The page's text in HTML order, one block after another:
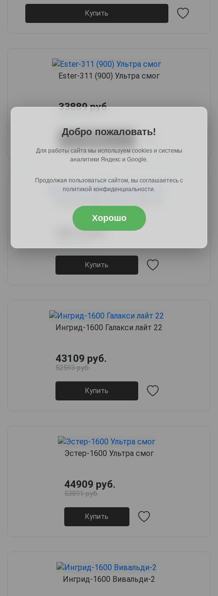
Купить
Ester-311 (900) Ультра смог
33889 руб.
40219 руб.
Купить
Ингрид-1600 Галакси лайт 22
43109 руб.
52593 руб.
Купить
Эстер-1600 Ультра смог
44909 руб.
53891 руб.
Купить
Ингрид-1600 Вивальди-2
Добро пожаловать!
Для работы сайта мы используем cookies и системы
аналитики Яндекс и Google.
Продолжая пользоваться сайтом, вы соглашаетесь с
политикой конфиденциальности.
Хорошо